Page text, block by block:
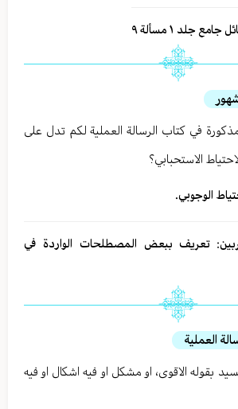
جلد ١ مسألة ٩
في كتاب الرسالة العملية لكم تدل على
الاستحبابي؟
الوجوبي.
تعريف ببعض المصطلحات الواردة في
العملية
بقوله الاقوى، او مشكل او فيه اشكال او فيه